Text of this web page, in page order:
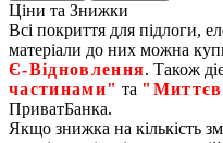
Ціни та Знижки
Всі покриття для підлоги,
матеріали до них можна
Є‑Відновлення. Також
частинами" та
ПриватБанка.
Якщо знижка на кількість